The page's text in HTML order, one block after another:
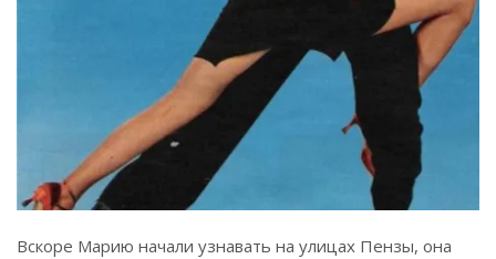
Вскоре Марию начали узнавать на улицах Пензы, она